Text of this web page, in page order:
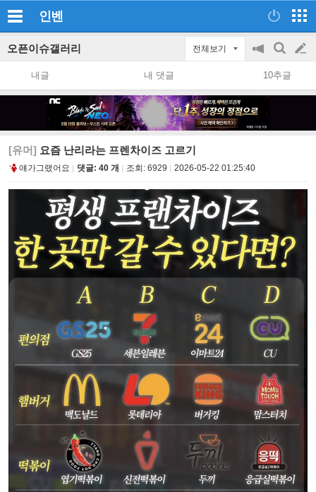
인벤
오픈이슈갤러리 전체보기
공
지
on/off
검
색
글
쓰
내글 내 댓글 10추글
[유머] 요즘 난리라는 프렌차이즈 고르기
얘가그랬어요 댓글: 40 개 조회: 6929 2026-05-22 01:25:40